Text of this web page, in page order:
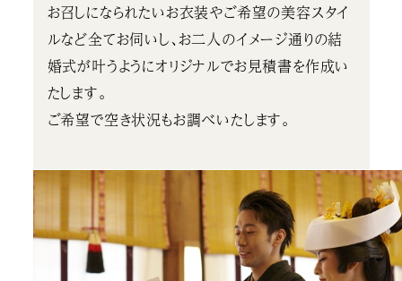
お召しになられたいお衣装やご希望の美容スタイ
ルなど全てお伺いし、お二人のイメージ通りの結
婚式が叶うようにオリジナルでお見積書を作成い
たします。
ご希望で空き状況もお調べいたします。